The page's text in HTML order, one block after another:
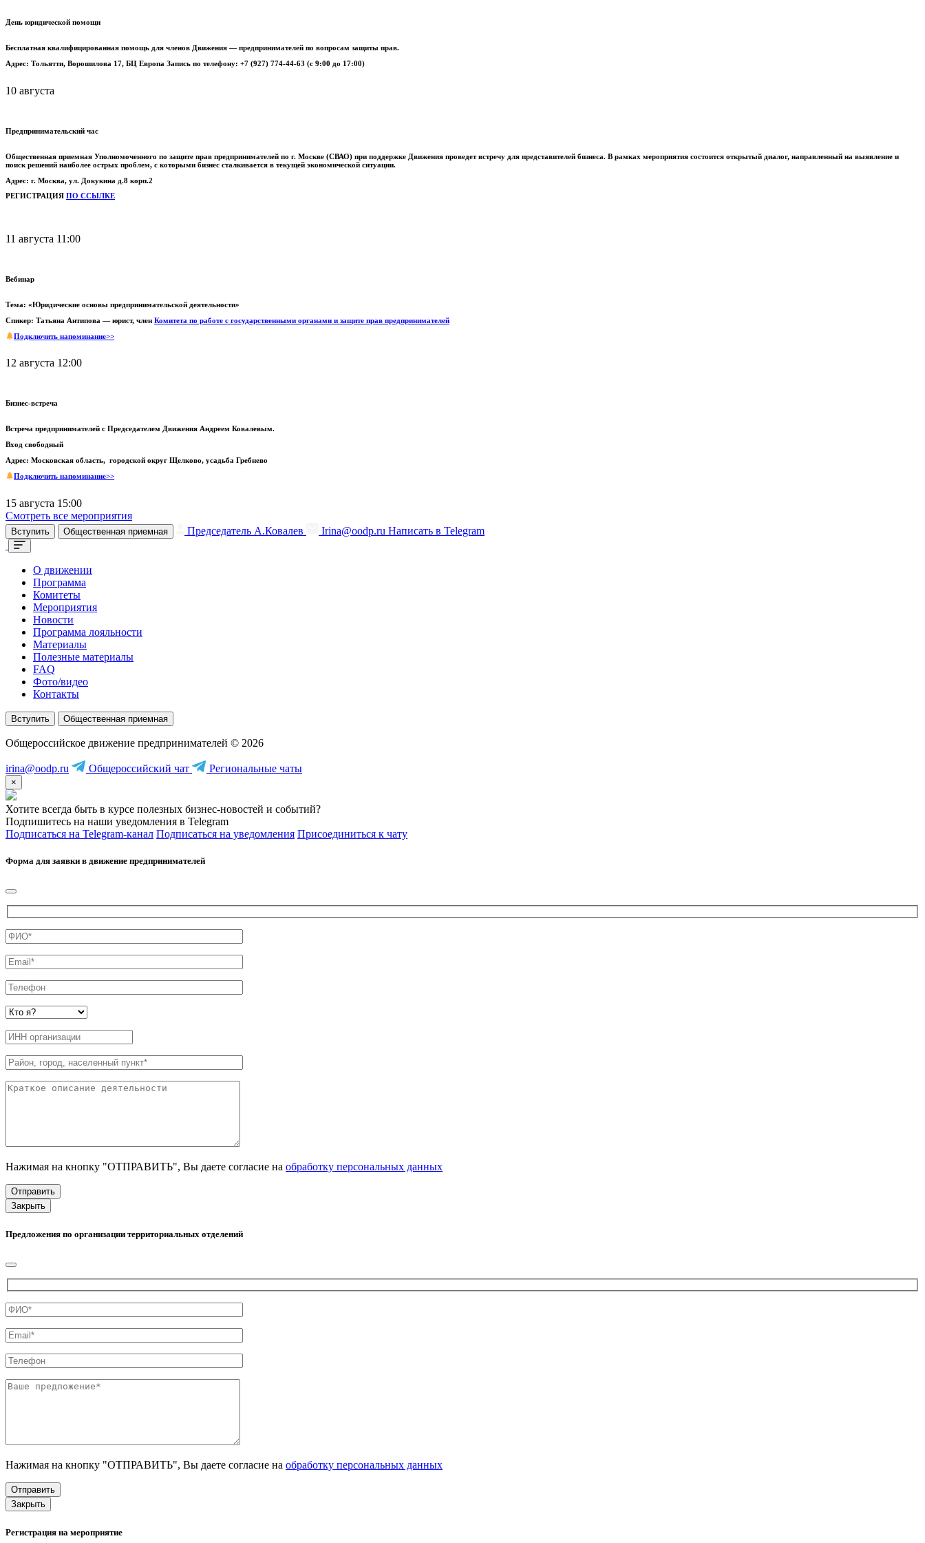
День юридической помощи
Бесплатная квалифицированная помощь для членов Движения — предпринимателей по вопросам защиты прав.
Адрес: Тольятти, Ворошилова 17, БЦ Европа Запись по телефону: +7 (927) 774-44-63 (с 9:00 до 17:00)
10 августа
Предпринимательский час
Общественная приемная Уполномоченного по защите прав предпринимателей по г. Москве (СВАО) при поддержке Движения проведет встречу для представителей бизнеса. В рамках мероприятия состоится открытый диалог, направленный на выявление и
поиск решений наиболее острых проблем, с которыми бизнес сталкивается в текущей экономической ситуации.
Адрес: г. Москва, ул. Докукина д.8 корп.2
РЕГИСТРАЦИЯ ПО ССЫЛКЕ
11 августа 11:00
Вебинар
Тема: «Юридические основы предпринимательской деятельности»
Спикер: Татьяна Антипова — юрист, член Комитета по работе с государственными органами и защите прав предпринимателей
Подключить напоминание>>
12 августа 12:00
Бизнес-встреча
Встреча предпринимателей с Председателем Движения Андреем Ковалевым.
Вход свободный
Адрес: Московская область, городской округ Щелково, усадьба Гребнево
Подключить напоминание>>
15 августа 15:00
Смотреть все мероприятия
Вступить Общественная приемная Председатель А.Ковалев Irina@oodp.ru Написать в Telegram
О движении
Программа
Комитеты
Мероприятия
Новости
Программа лояльности
Материалы
Полезные материалы
FAQ
Фото/видео
Контакты
Вступить Общественная приемная
Общероссийское движение предпринимателей © 2026
irina@oodp.ru Общероссийский чат Региональные чаты
×
Хотите всегда быть в курсе полезных бизнес-новостей и событий?
Подпишитесь на наши уведомления в Telegram
Подписаться на Telegram-канал Подписаться на уведомления Присоединиться к чату
Форма для заявки в движение предпринимателей
Нажимая на кнопку "ОТПРАВИТЬ", Вы даете согласие на обработку персональных данных
Закрыть
Предложения по организации территориальных отделений
Нажимая на кнопку "ОТПРАВИТЬ", Вы даете согласие на обработку персональных данных
Закрыть
Регистрация на мероприятие